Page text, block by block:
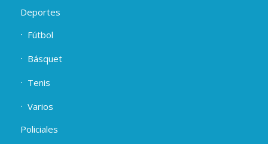
Deportes
Fútbol
Básquet
Tenis
Varios
Policiales